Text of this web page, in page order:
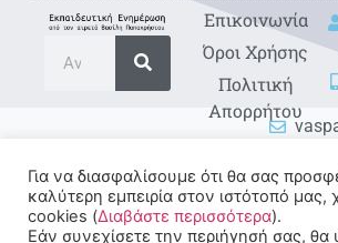
Eπικοινωνία
Όροι Χρήσης
Πολιτική
Απορρήτου
Για να διασφαλίσουμε ότι θα σας
καλύτερη εμπειρία στον ιστότοπό μας,
cookies (Διαβάστε περισσότερα).
Εάν συνεχίσετε την περιήγησή σας, θα